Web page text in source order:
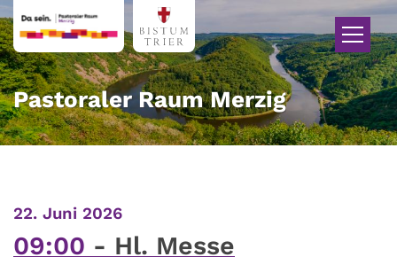
Zum Inhalt springen
Pastoraler Raum Merzig
22. Juni 2026:
09:00 Hl. Messe